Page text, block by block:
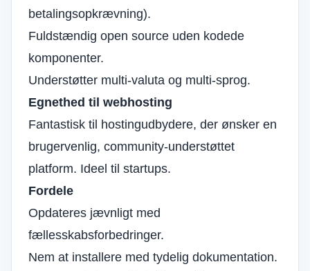
betalingsopkrævning).
Fuldstændig open source uden kodede
komponenter.
Understøtter multi-valuta og multi-sprog.
Egnethed til webhosting
Fantastisk til hostingudbydere, der ønsker en
brugervenlig, community-understøttet
platform. Ideel til startups.
Fordele
Opdateres jævnligt med
fællesskabsforbedringer.
Nem at installere med tydelig dokumentation.